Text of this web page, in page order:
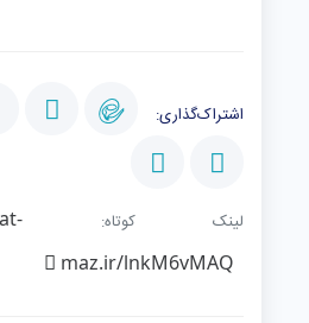
اشتراک‌گذاری:
لینک کوتاه:
maz.ir/lnkM6vMAQ